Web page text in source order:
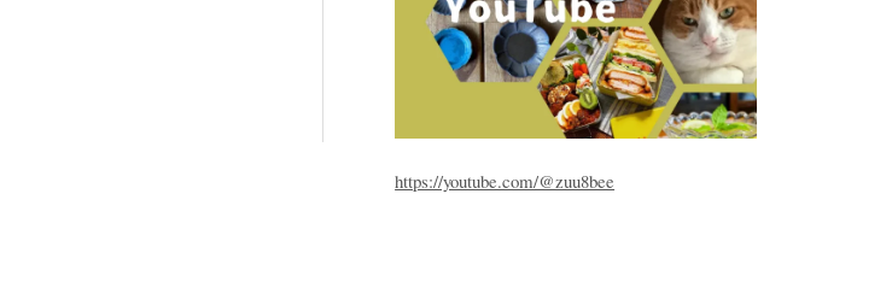
https://youtube.com/@zuu8bee